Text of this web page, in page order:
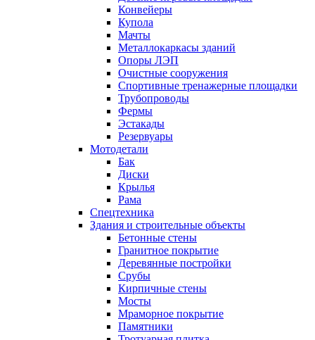
Конвейеры
Купола
Мачты
Металлокаркасы зданий
Опоры ЛЭП
Очистные сооружения
Спортивные тренажерные площадки
Трубопроводы
Фермы
Эстакады
Резервуары
Мотодетали
Бак
Диски
Крылья
Рама
Спецтехника
Здания и строительные объекты
Бетонные стены
Гранитное покрытие
Деревянные постройки
Срубы
Кирпичные стены
Мосты
Мраморное покрытие
Памятники